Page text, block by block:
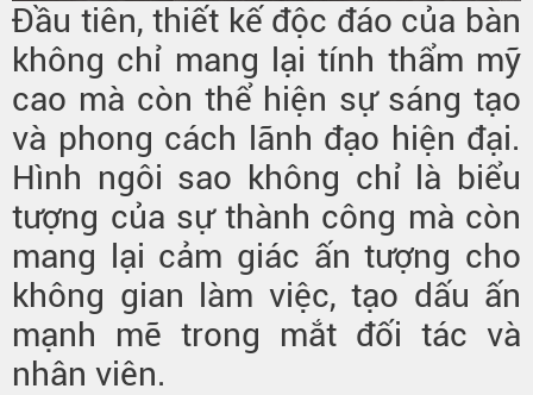
Đầu tiên, thiết kế độc đáo của bàn
không chỉ mang lại tính thẩm mỹ
cao mà còn thể hiện sự sáng tạo
và phong cách lãnh đạo hiện đại.
Hình ngôi sao không chỉ là biểu
tượng của sự thành công mà còn
mang lại cảm giác ấn tượng cho
không gian làm việc, tạo dấu ấn
mạnh mẽ trong mắt đối tác và
nhân viên.